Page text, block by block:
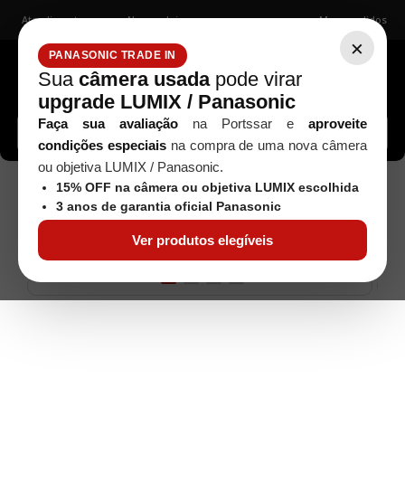
×
PANASONIC TRADE IN
Sua câmera usadapode virar
upgrade LUMIX / Panasonic
Faça sua avaliação na Portssar e aproveite
condições especiaisna compra de uma nova câmera
ou objetiva LUMIX / Panasonic.
15% OFF na câmera ou objetiva LUMIX escolhida
3 anos de garantia oficial Panasonic
Ver produtos elegíveis
Atendimento Nossas lojas Meus pedidos
Buscar câmeras, lentes, acessórios...
Objetivas Panasonic
OBJETIVA PANASONIC LUMIX S 14-
28MM F/4-5.6 MACRO